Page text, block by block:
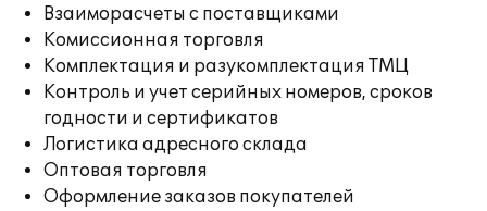
Взаиморасчеты с поставщиками
Комиссионная торговля
Комплектация и разукомплектация ТМЦ
Контроль и учет серийных номеров, сроков
годности и сертификатов
Логистика адресного склада
Оптовая торговля
Оформление заказов покупателей